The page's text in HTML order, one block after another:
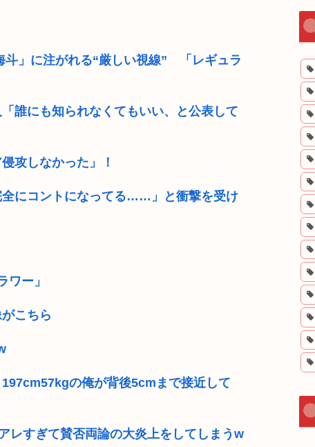
斗」に注がれる“厳しい視線” 「レギュラ
誰にも知られなくてもいい、と公表して
攻しなかった」！
全にコントになってる……」と衝撃を受け
ー」
こちら
の俺が背後5cmまで接近して
レすぎて賛否両論の大炎上をしてしまうw